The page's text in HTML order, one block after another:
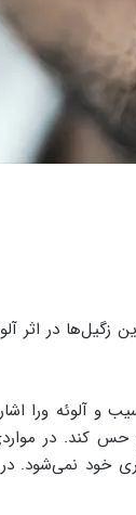
زگیل‌ها در اثر
آلوئه ورا
حس کند. در
خود نمی‌شود.